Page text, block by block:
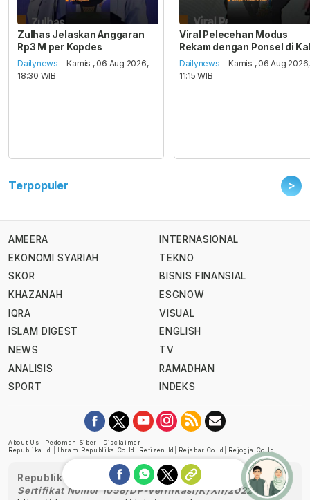
Zulhas Jelaskan Anggaran
Rp3 M per Kopdes
Dailynews - Kamis , 06 Aug 2026,
18:30 WIB
Viral Pelecehan Modus
Rekam dengan Ponsel di
Dailynews - Kamis , 06 Aug 2026,
11:15 WIB
Terpopuler >
AMEERA
EKONOMI SYARIAH
SKOR
KHAZANAH
IQRA
ISLAM DIGEST
NEWS
ANALISIS
SPORT
INTERNASIONAL
TEKNO
BISNIS FINANSIAL
ESGNOW
VISUAL
ENGLISH
TV
RAMADHAN
INDEKS
About Us Pedoman Siber
Disclaimer
Republika.id
Ihram.republika.co.id Retizen.id Rejabar.co.id Rejogja.co.id
Republika telah diverifikasi oleh Dewan Pers
Sertifikat Nomor 1058/DP-Verifikasi/K/XII/2022